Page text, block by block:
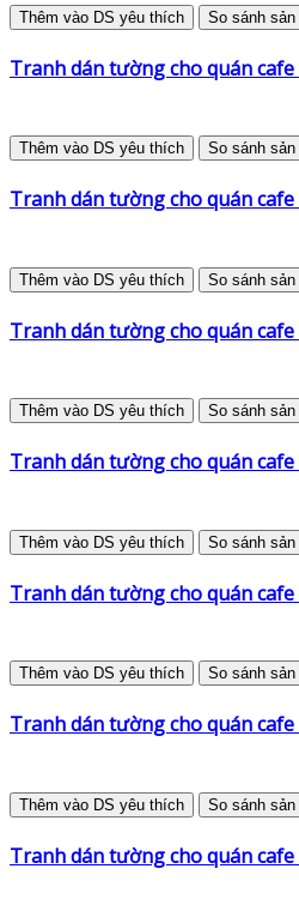
Thêm vào DS yêu thích So sánh
Tranh dán tường cho quán cafe
Thêm vào DS yêu thích So sánh
Tranh dán tường cho quán cafe
Thêm vào DS yêu thích So sánh
Tranh dán tường cho quán cafe
Thêm vào DS yêu thích So sánh
Tranh dán tường cho quán cafe
Thêm vào DS yêu thích So sánh
Tranh dán tường cho quán cafe
Thêm vào DS yêu thích So sánh
Tranh dán tường cho quán cafe
Thêm vào DS yêu thích So sánh
Tranh dán tường cho quán cafe